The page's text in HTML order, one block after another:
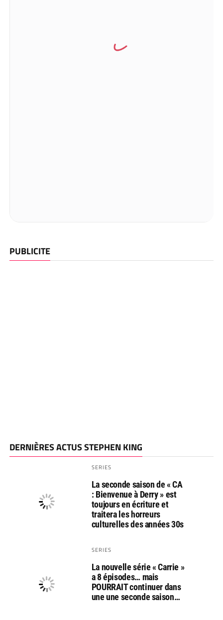
PUBLICITE
DERNIÈRES ACTUS STEPHEN KING
SERIES
La seconde saison de « CA
: Bienvenue à Derry » est
toujours en écriture et
traitera les horreurs
culturelles des années 30s
SERIES
La nouvelle série « Carrie »
a 8 épisodes… mais
POURRAIT continuer dans
une une seconde saison…